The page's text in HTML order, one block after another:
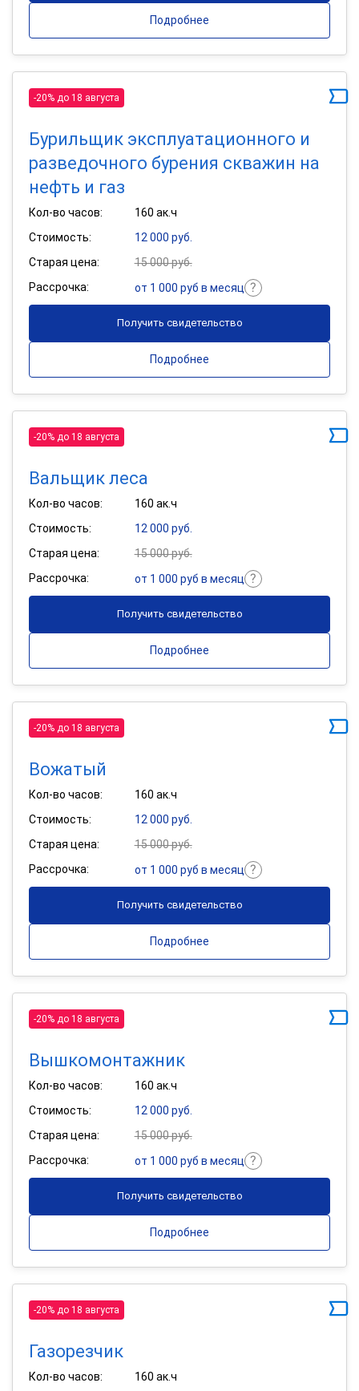
Подробнее
-20% до 18 августа
Бурильщик эксплуатационного и
разведочного бурения скважин на
нефть и газ
Кол-во часов:
160 ак.ч
Стоимость:
12 000 руб.
Старая цена:
15 000 руб.
Рассрочка:
от 1 000 руб в месяц
Получить свидетельство
Подробнее
-20% до 18 августа
Вальщик леса
Кол-во часов:
160 ак.ч
Стоимость:
12 000 руб.
Старая цена:
15 000 руб.
Рассрочка:
от 1 000 руб в месяц
Получить свидетельство
Подробнее
-20% до 18 августа
Вожатый
Кол-во часов:
160 ак.ч
Стоимость:
12 000 руб.
Старая цена:
15 000 руб.
Рассрочка:
от 1 000 руб в месяц
Получить свидетельство
Подробнее
-20% до 18 августа
Вышкомонтажник
Кол-во часов:
160 ак.ч
Стоимость:
12 000 руб.
Старая цена:
15 000 руб.
Рассрочка:
от 1 000 руб в месяц
Получить свидетельство
Подробнее
-20% до 18 августа
Газорезчик
Кол-во часов:
160 ак.ч